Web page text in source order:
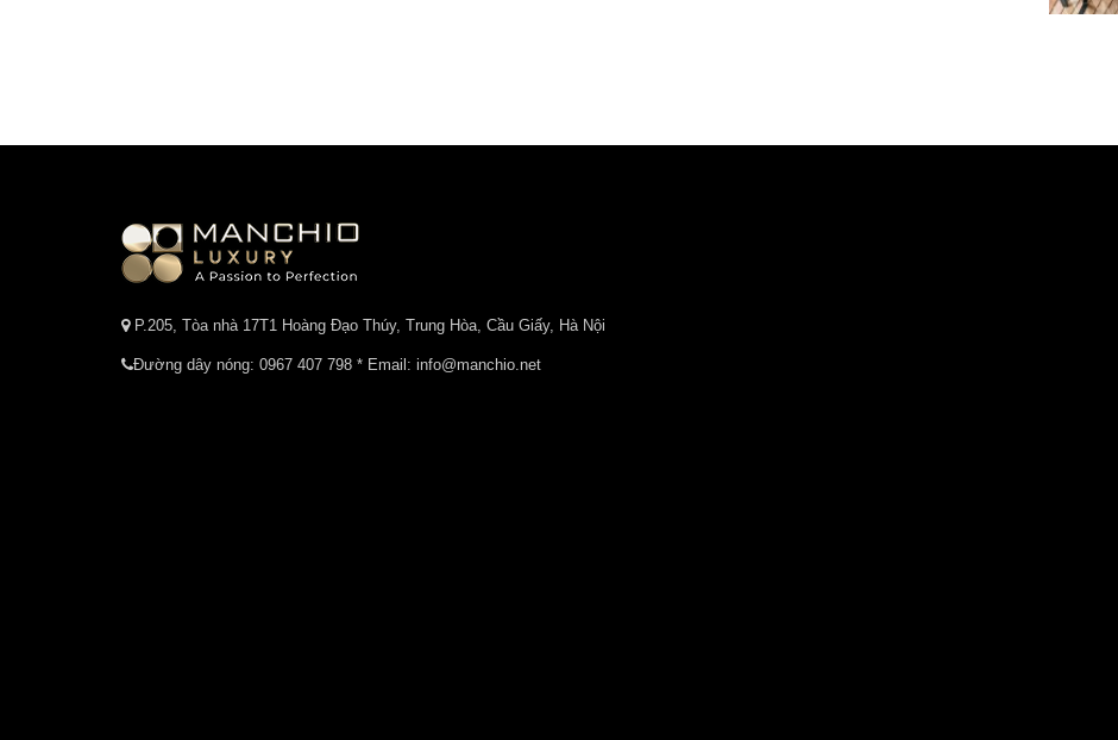
P.205, Tòa nhà 17T1 Hoàng Đạo Thúy, Trung Hòa, Cầu Giấy, Hà Nội
Đường dây nóng: 0967 407 798 * Email: info@manchio.net